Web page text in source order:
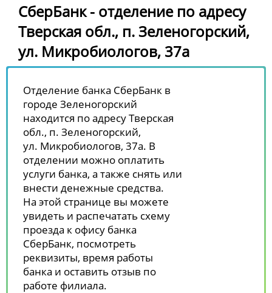
СберБанк - отделение по адресу
Тверская обл., п. Зеленогорский,
ул. Микробиологов, 37а
Отделение банка СберБанк в
городе Зеленогорский
находится по адресу Тверская
обл., п. Зеленогорский,
ул. Микробиологов, 37а. В
отделении можно оплатить
услуги банка, а также снять или
внести денежные средства.
На этой странице вы можете
увидеть и распечатать схему
проезда к офису банка
СберБанк, посмотреть
реквизиты, время работы
банка и оставить отзыв по
работе филиала.